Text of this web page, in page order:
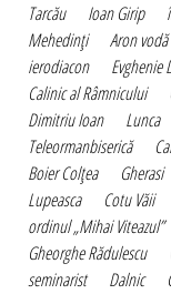
Tarcău Ioan Girip
Mehedinţi
Aron vodă
ierodiacon
Evghenie
Calinic al Râmnicului
Dimitriu Ioan
Lunca
Teleormanbiserică
Boier Colţea
Gherasi
Lupeasca
Cotu Văii
ordinul „Mihai Viteazul”
Gheorghe Rădulescu
seminarist
Dalnic